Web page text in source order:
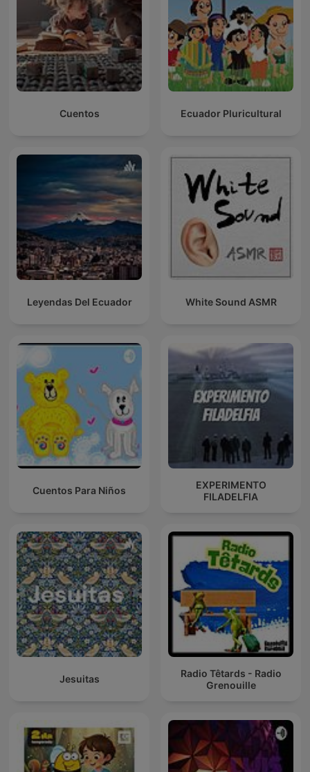
Cuentos Ecuador Pluricultural
Leyendas Del Ecuador White Sound ASMR
Cuentos Para Niños
EXPERIMENTO
FILADELFIA
Jesuitas
Radio Têtards - Radio
Grenouille